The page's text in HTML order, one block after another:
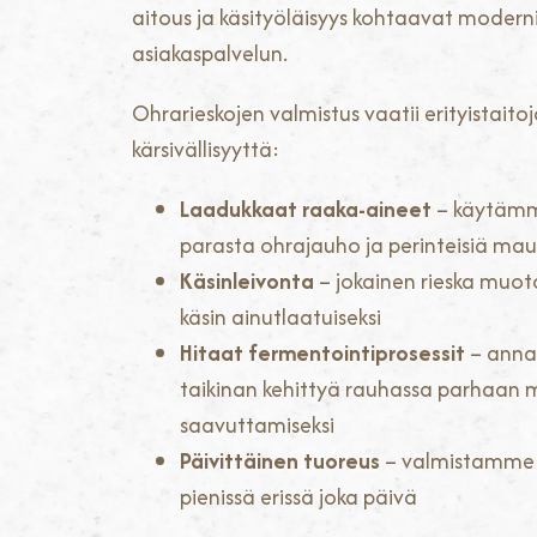
aitous ja käsityöläisyys kohtaavat
asiakaspalvelun.
Ohrarieskojen valmistus vaatii
kärsivällisyyttä:
Laadukkaat raaka-aineet –
parasta ohrajauho ja perinteisiä
Käsinleivonta – jokainen rieska
käsin ainutlaatuiseksi
Hitaat fermentointiprosessit –
taikinan kehittyä rauhassa parhaan
saavuttamiseksi
Päivittäinen tuoreus –
pienissä erissä joka päivä